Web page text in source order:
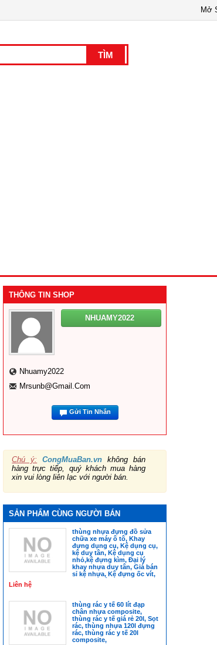
Mở
THÔNG TIN SHOP
NHUAMY2022
Nhuamy2022
Mrsunb@gmail.com
Gửi Tin Nhắn
Chú ý: CongMuaBan.vn không bán
hàng trực tiếp, quý khách mua hàng
xin vui lòng liên lạc với người bán.
SẢN PHẨM CÙNG NGƯỜI BÁN
thùng nhựa đựng đồ sửa
chữa xe máy ô tô, Khay
đựng dụng cụ, Kệ dụng cụ,
kệ duy tân, Kệ dụng cụ
nhỏ,kệ đựng kìm, Đại lý
khay nhựa duy tân, Giá bán
sỉ kệ nhựa, Kệ đựng ốc vít,
Liên hệ
thùng rác y tế 60 lít đạp
chân nhựa composite,
thùng rác y tế giá rẻ 20l, Sọt
rác, thùng nhựa 120l đựng
rác, thùng rác y tế 20l
composite,